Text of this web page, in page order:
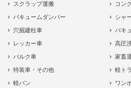
スクラップ運搬
コン
バキュームダンパー
シャ
穴掘建柱車
バキ
レッカー車
高圧
バルク車
家畜
特装車・その他
軽ト
軽バン
ワン